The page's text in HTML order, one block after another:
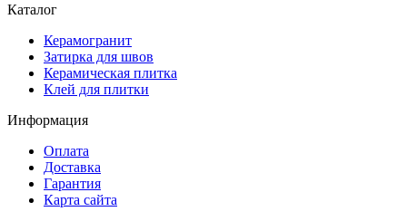
Каталог
Керамогранит
Затирка для швов
Керамическая плитка
Клей для плитки
Информация
Оплата
Доставка
Гарантия
Карта сайта